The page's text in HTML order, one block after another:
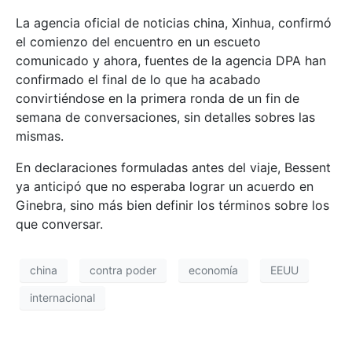
La agencia oficial de noticias china, Xinhua, confirmó
el comienzo del encuentro en un escueto
comunicado y ahora, fuentes de la agencia DPA han
confirmado el final de lo que ha acabado
convirtiéndose en la primera ronda de un fin de
semana de conversaciones, sin detalles sobres las
mismas.
En declaraciones formuladas antes del viaje, Bessent
ya anticipó que no esperaba lograr un acuerdo en
Ginebra, sino más bien definir los términos sobre los
que conversar.
china contra poder economía EEUU
internacional